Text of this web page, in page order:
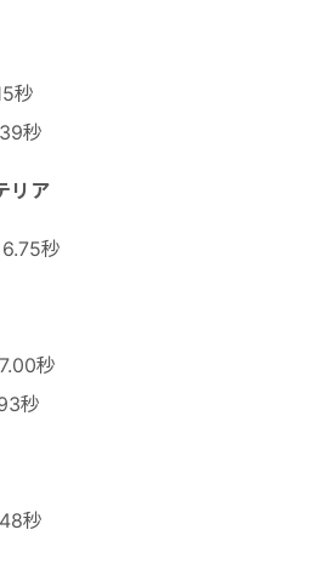
秒
秒
リア
秒
秒
秒
秒